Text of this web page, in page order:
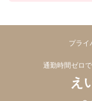
プライ
通勤時間ゼロ
え